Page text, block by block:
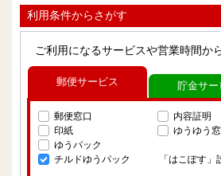
利用条件からさがす
ご利用になるサービスや営業時間か
郵便サービス
郵便窓口
印紙
ゆうパック
チルドゆうパック
内容証明
ゆうゆう
「はこぽす」
貯金サー